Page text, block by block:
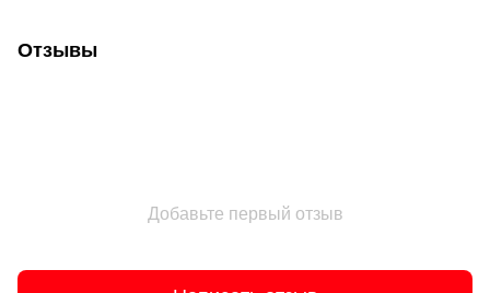
Отзывы
Добавьте первый отзыв